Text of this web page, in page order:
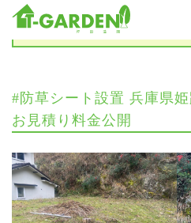
施工実績
#防草シート設置 兵庫県
お見積り料金公開